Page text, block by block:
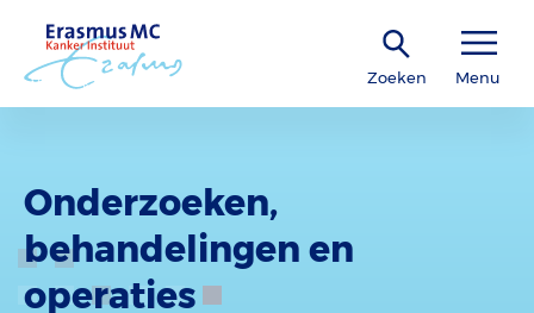
Zoeken Menu
Onderzoeken,
behandelingen en
operaties